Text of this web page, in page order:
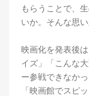
もらうことで、
いか。そんな思
映画化を発表後
イズ」「こんな
ー参戦できなか
「映画館でスピ